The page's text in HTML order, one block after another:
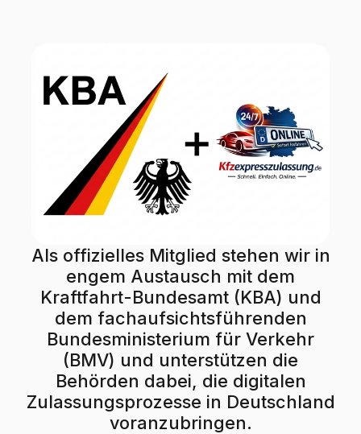
Als offizielles Mitglied stehen wir in
engem Austausch mit dem
Kraftfahrt-Bundesamt (KBA) und
dem fachaufsichtsführenden
Bundesministerium für Verkehr
(BMV) und unterstützen die
Behörden dabei, die digitalen
Zulassungsprozesse in Deutschland
voranzubringen.